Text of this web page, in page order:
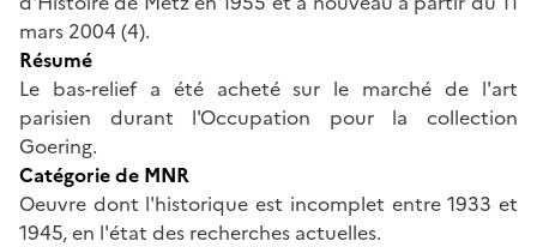
mars 2004 (4).
Résumé
Le bas-relief a été acheté sur le marché de l'art
parisien durant l'Occupation pour la collection
Goering.
Catégorie de MNR
Oeuvre dont l'historique est incomplet entre 1933 et
1945, en l'état des recherches actuelles.